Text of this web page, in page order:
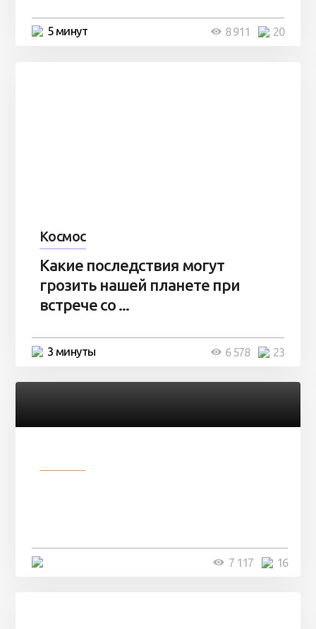
5 минут 20
8 911
Космос
Какие последствия могут
грозить нашей планете при
встрече со ...
3 минуты 23
6 578
16
7 117